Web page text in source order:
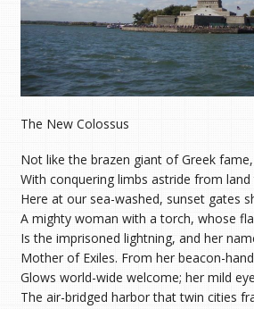
The New Colossus
Not like the brazen giant of Greek fame,
With conquering limbs astride from land
Here at our sea-washed, sunset gates
A mighty woman with a torch, whose
Is the imprisoned lightning, and her
Mother of Exiles. From her beacon-hand
Glows world-wide welcome; her mild
The air-bridged harbor that twin cities